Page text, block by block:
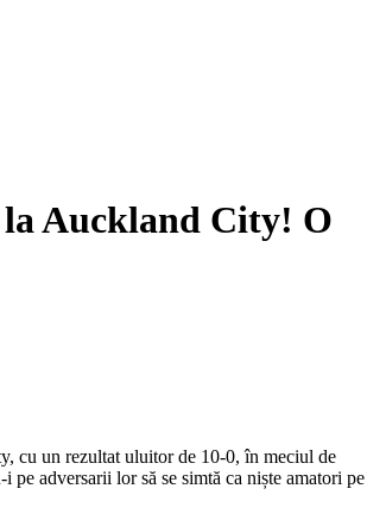
Auckland City! O
cu un rezultat uluitor de 10-0, în meciul de
adversarii lor să se simtă ca niște amatori pe